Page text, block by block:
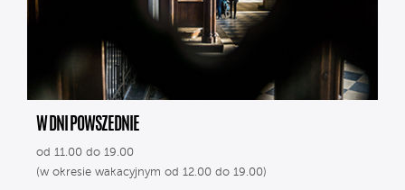
W DNI POWSZEDNIE
od 11.00 do 19.00
(w okresie wakacyjnym od 12.00 do 19.00)